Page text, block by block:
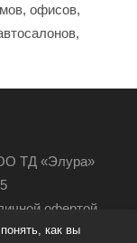
офисов,
ТД «Элура»
офертой
как вы